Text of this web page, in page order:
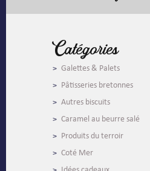
Catégories
Galettes & Palets
Pâtisseries bretonnes
Autres biscuits
Caramel au beurre salé
Produits du terroir
Coté Mer